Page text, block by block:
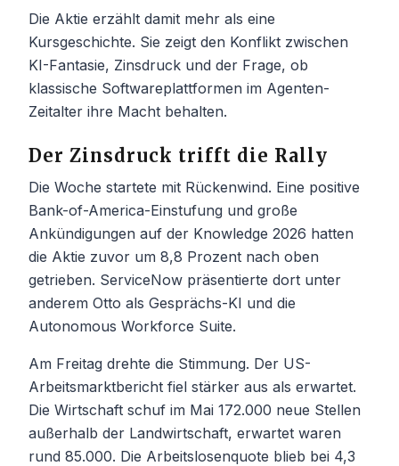
Die Aktie erzählt damit mehr als eine
Kursgeschichte. Sie zeigt den Konflikt zwischen
KI-Fantasie, Zinsdruck und der Frage, ob
klassische Softwareplattformen im Agenten-
Zeitalter ihre Macht behalten.
Der Zinsdruck trifft die Rally
Die Woche startete mit Rückenwind. Eine positive
Bank-of-America-Einstufung und große
Ankündigungen auf der Knowledge 2026 hatten
die Aktie zuvor um 8,8 Prozent nach oben
getrieben. ServiceNow präsentierte dort unter
anderem Otto als Gesprächs-KI und die
Autonomous Workforce Suite.
Am Freitag drehte die Stimmung. Der US-
Arbeitsmarktbericht fiel stärker aus als erwartet.
Die Wirtschaft schuf im Mai 172.000 neue Stellen
außerhalb der Landwirtschaft, erwartet waren
rund 85.000. Die Arbeitslosenquote blieb bei 4,3